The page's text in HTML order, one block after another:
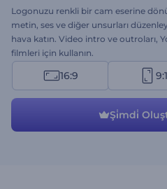
Logonuzu renkli bir cam eserine
metin, ses ve diğer unsurları
hava katın. Video intro ve outroları,
filmleri için kullanın.
16:9
Şi̇mdi̇